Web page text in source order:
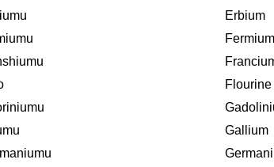
Erbium
Fermium
Flourine
Gallium